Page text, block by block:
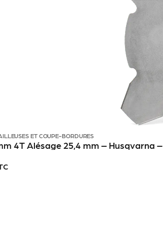
ET COUPE-BORDURES
4T Alésage 25,4 mm – Husqvarna